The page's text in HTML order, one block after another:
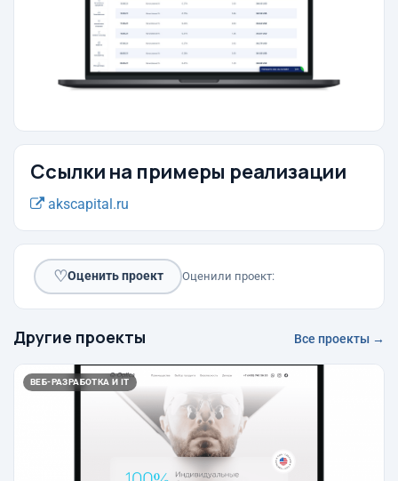
Ссылки на примеры реализации
akscapital.ru
♡Оценить проект Оценили проект:
Другие проекты Все проекты →
ВЕБ-РАЗРАБОТКА И IT